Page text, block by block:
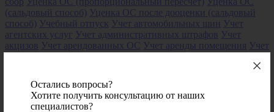
(сальдовый способ) Уценка ОС после дооценки (сальдовый
способ) Учебный отпуск Учет автомобильных шин Учет
агентских услуг Учет административных штрафов Учет
акцизов Учет арендованных ОС Учет аренды помещения Учет
Учет
сырья у заказчика Учет давальческого сырья у переработчика
Учет денежных документов Учет денежных средств при
Остались вопросы?
Хотите получить консультацию от наших
специалистов?